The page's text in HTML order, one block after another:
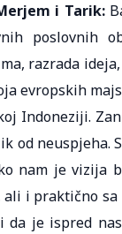
i Tarik:
poslovnih
razrada
evropskih
Indoneziji.
od neuspjeha.
nam je vizija
i praktično
je ispred